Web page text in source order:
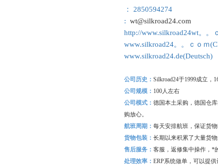
： 2850594274
: wt@silkroad24.com
http://www.silkroad24wt。。
www.silkroad24。。ｃｏｍ
www.silkroad24.de(Deutsch)
公司历史： Silkroad24于1999成立，
公司规模： 100人左右
公司模式： 德国本土采购，德国仓
购放心。
航班周期： 每天安排航班，保证货
货物包装： 长期以来积累了大量货
售后服务： 客服，返修集中操作，*
处理效率： ERP系统做单，可以提